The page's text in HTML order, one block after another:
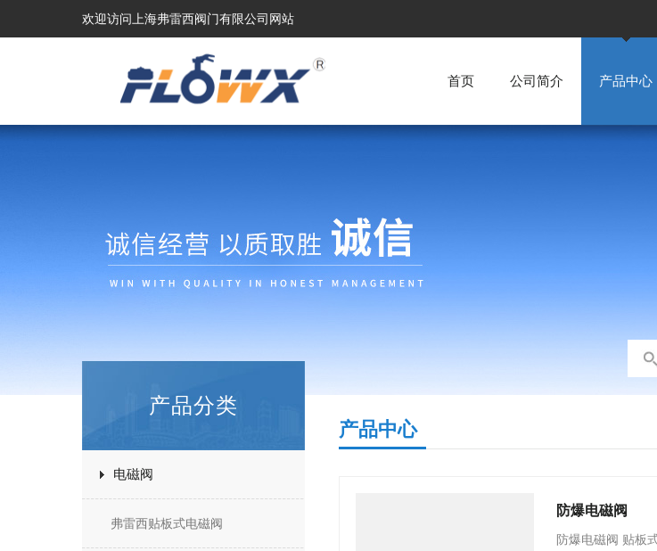
欢迎访问上海弗雷西阀门有限公司网站
首页 公司简介 产品中心
产品分类
电磁阀
弗雷西贴板式电磁阀
产品中心
防爆电磁阀
防爆电磁阀 贴板